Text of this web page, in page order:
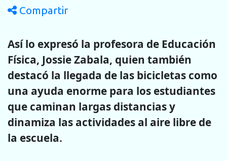
Compartir
Así lo expresó la profesora de Educación
Física, Jossie Zabala, quien también
destacó la llegada de las bicicletas como
una ayuda enorme para los estudiantes
que caminan largas distancias y
dinamiza las actividades al aire libre de
la escuela.